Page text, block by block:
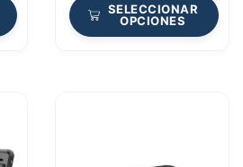
SELECCIONAR
OPCIONES